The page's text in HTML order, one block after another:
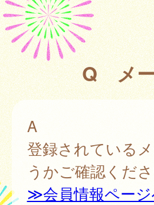
Q メー
A
登録されている
うかご確認くださ
≫会員情報ペー